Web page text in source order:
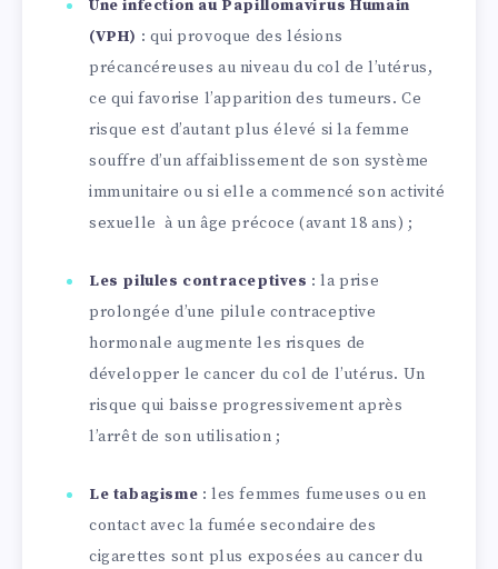
Une infection au Papillomavirus Humain
(VPH) : qui provoque des lésions
précancéreuses au niveau du col de l’utérus,
ce qui favorise l’apparition des tumeurs. Ce
risque est d’autant plus élevé si la femme
souffre d’un affaiblissement de son système
immunitaire ou si elle a commencé son activité
sexuelle à un âge précoce (avant 18 ans) ;
Les pilules contraceptives : la prise
prolongée d’une pilule contraceptive
hormonale augmente les risques de
développer le cancer du col de l’utérus. Un
risque qui baisse progressivement après
l’arrêt de son utilisation ;
Le tabagisme : les femmes fumeuses ou en
contact avec la fumée secondaire des
cigarettes sont plus exposées au cancer du